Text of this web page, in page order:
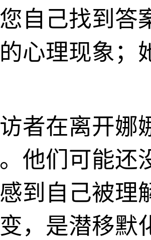
自己找到答
心理现象；
者在离开娜
他们可能还
到自己被理
，是潜移默